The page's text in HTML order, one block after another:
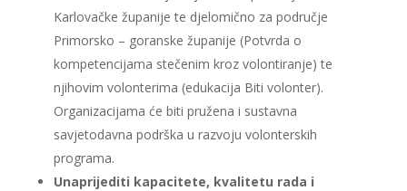
Karlovačke županije te djelomično za područje
Primorsko – goranske županije (Potvrda o
kompetencijama stečenim kroz volontiranje) te
njihovim volonterima (edukacija Biti volonter).
Organizacijama će biti pružena i sustavna
savjetodavna podrška u razvoju volonterskih
programa.
Unaprijediti kapacitete, kvalitetu rada i